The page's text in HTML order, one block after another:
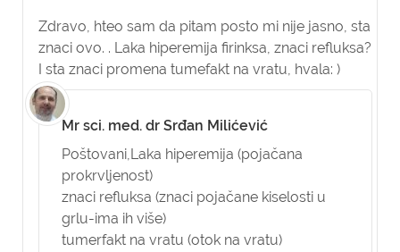
Zdravo, hteo sam da pitam posto mi nije jasno, sta
znaci ovo. . Laka hiperemija firinksa, znaci refluksa?
I sta znaci promena tumefakt na vratu, hvala: )
Mr sci. med. dr Srđan Milićević
Poštovani,Laka hiperemija (pojačana
prokrvljenost)
znaci refluksa (znaci pojačane kiselosti u
grlu-ima ih više)
tumerfakt na vratu (otok na vratu)